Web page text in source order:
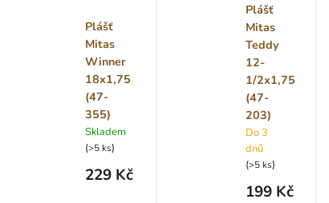
Plášť
Mitas
Winner
18x1,75
(47-
355)
Skladem
(>5 ks)
229 Kč
Plášť
Mitas
Teddy
12-
1/2x1,75
(47-
203)
Do 3
dnů
(>5 ks)
199 Kč